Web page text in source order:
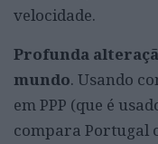
velocidade.
Profunda
mundo. Usando
em PPP (que é
compara Portugal